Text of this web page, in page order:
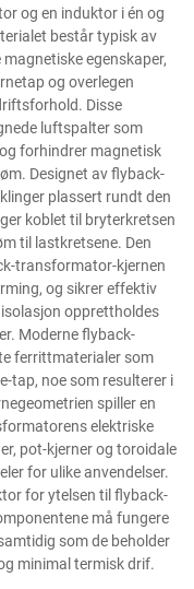
og en induktor i én og
består typisk av
egenskaper,
og overlegen
Disse
luftspalter som
forhindrer magnetisk
Designet av flyback-
plassert rundt den
koblet til bryterkretsen
til lastkretsene. Den
transformator-kjernen
og sikrer effektiv
opprettholdes
Moderne flyback-
ferrittmaterialer som
tap, noe som resulterer i
spiller en
elektriske
pot-kjerner og toroidale
for ulike anvendelser.
for ytelsen til flyback-
må fungere
som de beholder
minimal termisk drif.